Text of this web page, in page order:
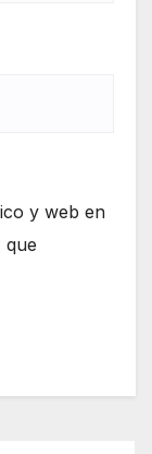
y web en
que